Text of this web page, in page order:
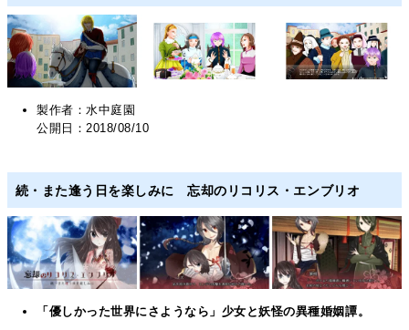
製作者：水中庭園
公開日：2018/08/10
続・また逢う日を楽しみに 忘却のリコリス・エンブリオ
「優しかった世界にさようなら」少女と妖怪の異種婚姻譚。